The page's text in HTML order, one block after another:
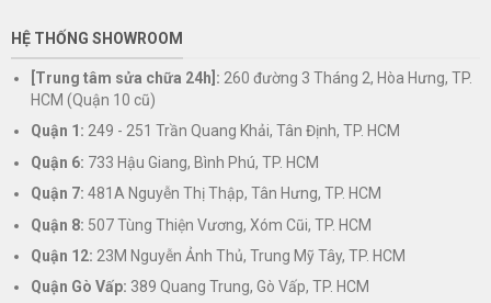
HỆ THỐNG SHOWROOM
[Trung tâm sửa chữa 24h]: 260 đường 3 Tháng 2, Hòa Hưng, TP.
HCM (Quận 10 cũ)
Quận 1: 249 - 251 Trần Quang Khải, Tân Định, TP. HCM
Quận 6: 733 Hậu Giang, Bình Phú, TP. HCM
Quận 7: 481A Nguyễn Thị Thập, Tân Hưng, TP. HCM
Quận 8: 507 Tùng Thiện Vương, Xóm Cũi, TP. HCM
Quận 12: 23M Nguyễn Ảnh Thủ, Trung Mỹ Tây, TP. HCM
Quận Gò Vấp: 389 Quang Trung, Gò Vấp, TP. HCM